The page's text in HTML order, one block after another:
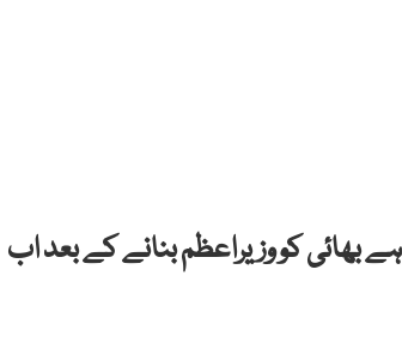
بھائی کو وزیراعظم بنانے کے بعد اب